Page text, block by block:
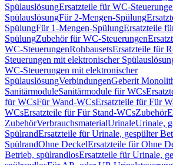
SpülauslösungErsatzteile für WC-
SpülauslösungFür 2-Mengen-Spülung
SpülungFür 1-Mengen-SpülungErsatzteile
SpülungZubehör für WC-Steuerungen
WC-SteuerungenRohbausetsErsatzteile für
Steuerungen mit elektronischer
WC-Steuerungen mit elektronischer
SpülauslösungVerbindungenGeberit
SanitärmoduleSanitärmodule für WCs
für WCsFür Wand-WCsErsatzteile für Für
WCsErsatzteile für Für Stand-WCsZubehör
ZubehörVerbrauchsmaterialUrinaleUrinale,
SpülrandErsatzteile für Urinale, gespülter
SpülrandOhne DeckelErsatzteile für Ohne
Betrieb, spülrandlosErsatzteile für Urinale,